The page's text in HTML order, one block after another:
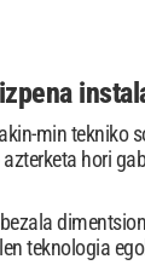
min
hori
teknologia